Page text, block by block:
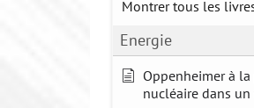
Montrer tous les
Energie
Oppenheimer à
nucléaire dans